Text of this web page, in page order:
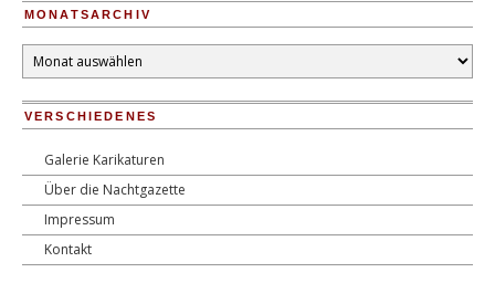
MONATSARCHIV
Monatsarchiv
VERSCHIEDENES
Galerie Karikaturen
Über die Nachtgazette
Impressum
Kontakt